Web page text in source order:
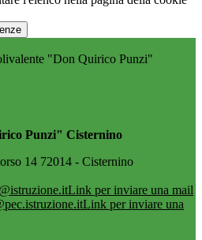
"Don Quirico Punzi"
Punzi" Cisternino
14 72014 - Cisternino
Link per inviare una mail
Link per inviare una